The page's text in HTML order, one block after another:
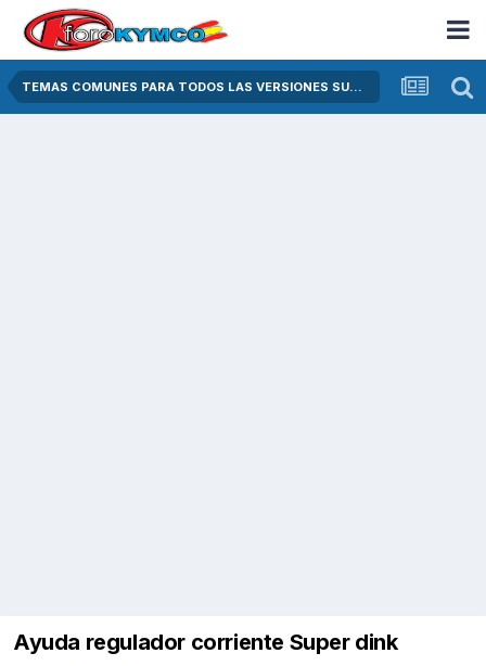
TEMAS COMUNES PARA TODOS LAS VERSIONES SUPER DINK
Ayuda regulador corriente Super dink